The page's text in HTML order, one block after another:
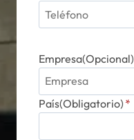
Empresa(Opcional)
País(Obligatorio) *